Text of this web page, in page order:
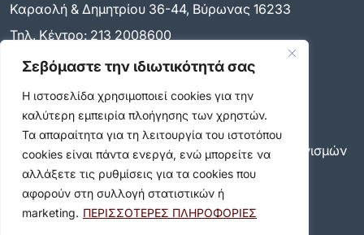
Σεβόμαστε την ιδιωτικότητά σας
Η ιστοσελίδα χρησιμοποιεί cookies για την
καλύτερη εμπειρία πλοήγησης των χρηστών.
Τα απαραίτητα για τη λειτουργία του ιστοτόπου
cookies είναι πάντα ενεργά, ενώ μπορείτε να
αλλάξετε τις ρυθμίσεις για τα cookies που
αφορούν στη συλλογή στατιστικών ή
marketing. ΠΕΡΙΣΣΟΤΕΡΕΣ ΠΛΗΡΟΦΟΡΙΕΣ
Καραολή & Δημητρίου 36-44, Βύρωνας 16233
Τηλ. Κέντρο: 213 2008600
Email:info@dimosbyrona.gr
Όροι Χρήσης
Πολιτική Προστασίας Προσωπικών Δεδομένων
Πολιτική για τη χρήση των cookies και των μηχανισμών
παρακολούθησης
Δήλωση προσβασιμότητας
Ρυθμίσεις Ιδιωτικότητας